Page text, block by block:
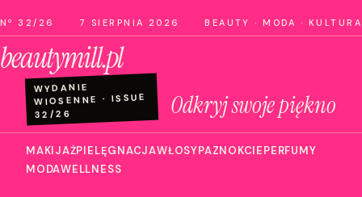
Nº 32/26 7 SIERPNIA 2026 BEAUTY · MODA · KULTURA
beautymill.pl
WYDANIE
WIOSENNE · ISSUE
32/26 Odkryj swoje piękno
MAKIJAŻPIELĘGNACJAWŁOSYPAZNOKCIEPERFUMY
MODAWELLNESS